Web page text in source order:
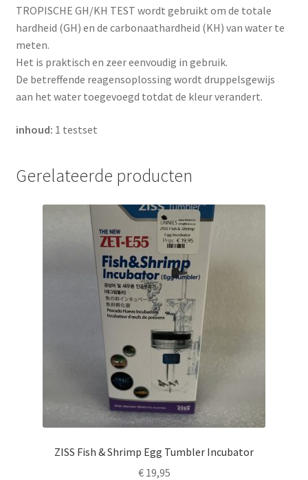
TROPISCHE GH/KH TEST wordt gebruikt om de totale
hardheid (GH) en de carbonaathardheid (KH) van water te
meten.
Het is praktisch en zeer eenvoudig in gebruik.
De betreffende reagensoplossing wordt druppelsgewijs
aan het water toegevoegd totdat de kleur verandert.
inhoud: 1 testset
Gerelateerde producten
ZISS Fish & Shrimp Egg Tumbler Incubator
€19,95